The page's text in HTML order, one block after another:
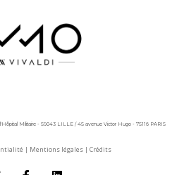
Militaire - 59043 LILLE / 45 avenue Victor Hugo - 75116 PARIS
| Mentions légales | Crédits